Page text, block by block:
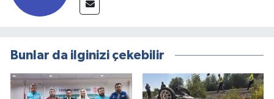
Bunlar da ilginizi çekebilir